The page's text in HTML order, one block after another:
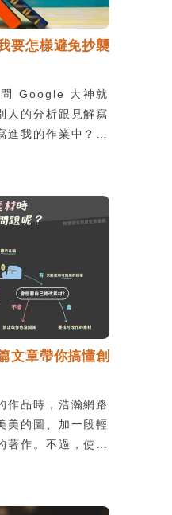
要怎樣避免抄襲
Google 大神就
人的分析跟見解寫
進我的作業中？當
觸犯校規，除了處
聲。
文章帶你搞懂創
作品時，浩瀚網路
美的圖、加一段輕
著作。不過，使用
搞懂了創用